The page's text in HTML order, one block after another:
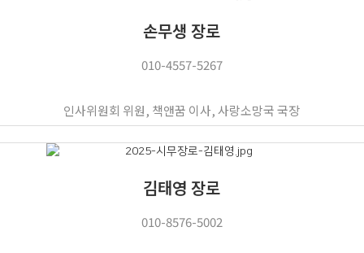
손무생 장로
010-4557-5267
인사위원회 위원, 책앤꿈 이사, 사랑소망국 국장
김태영 장로
010-8576-5002